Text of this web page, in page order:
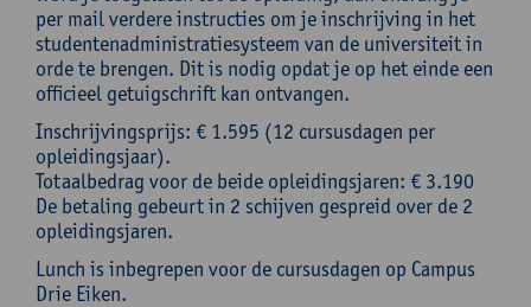
per mail verdere instructies om je inschrijving in het
studentenadministratiesysteem van de universiteit in
orde te brengen. Dit is nodig opdat je op het einde een
officieel getuigschrift kan ontvangen.
Inschrijvingsprijs: € 1.595 (12 cursusdagen per
opleidingsjaar).
Totaalbedrag voor de beide opleidingsjaren: € 3.190
De betaling gebeurt in 2 schijven gespreid over de 2
opleidingsjaren.
Lunch is inbegrepen voor de cursusdagen op Campus
Drie Eiken.